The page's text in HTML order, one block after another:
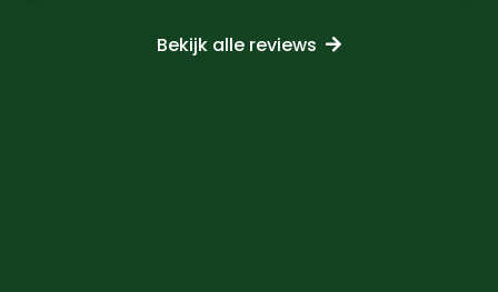
Bekijk alle reviews